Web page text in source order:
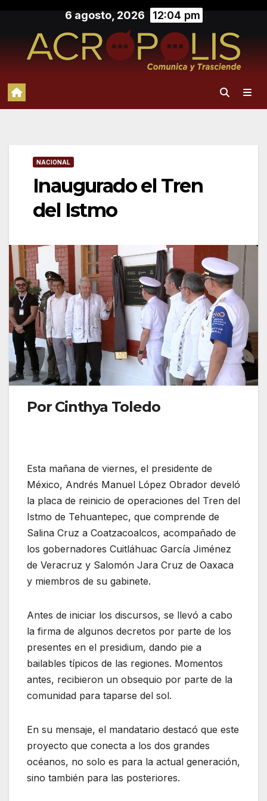
contenido
6 agosto, 2026 12:04 pm
NACIONAL
Inaugurado el Tren
del Istmo
Por Cinthya Toledo
Esta mañana de viernes, el presidente de
México, Andrés Manuel López Obrador develó
la placa de reinicio de operaciones del Tren del
Istmo de Tehuantepec, que comprende de
Salina Cruz a Coatzacoalcos, acompañado de
los gobernadores Cuitláhuac García Jiménez
de Veracruz y Salomón Jara Cruz de Oaxaca
y miembros de su gabinete.
Antes de iniciar los discursos, se llevó a cabo
la firma de algunos decretos por parte de los
presentes en el presidium, dando pie a
bailables típicos de las regiones. Momentos
antes, recibieron un obsequio por parte de la
comunidad para taparse del sol.
En su mensaje, el mandatario destacó que este
proyecto que conecta a los dos grandes
océanos, no solo es para la actual generación,
sino también para las posteriores.